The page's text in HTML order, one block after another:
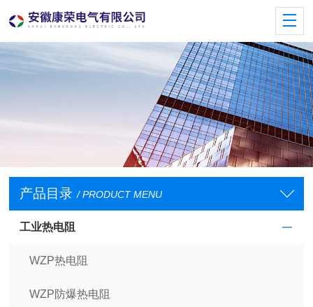
产品目录 / PRODUCT MENU
工业热电阻
WZP热电阻
WZP防爆热电阻